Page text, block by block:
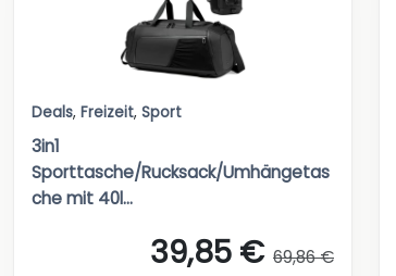
Deals, Freizeit, Sport
3in1
Sporttasche/Rucksack/Umhängetas
che mit 40l...
39,85 € 69,86 €